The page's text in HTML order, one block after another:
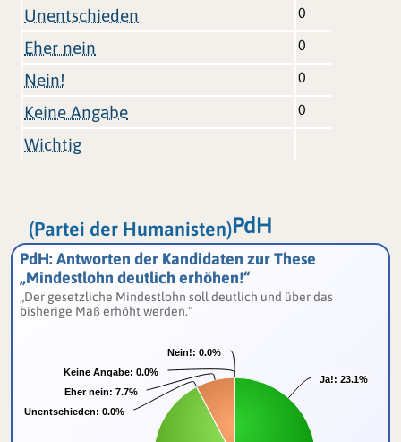
Unentschieden 0
Eher nein 0
Nein! 0
Keine Angabe 0
Wichtig
PdH
(Partei der Humanisten)
Ja!: 23.1%
Ja!: 23.1%
Unentschieden: 0.0%
Unentschieden: 0.0%
Eher nein: 7.7%
Eher nein: 7.7%
Nein!: 0.0%
Nein!: 0.0%
Keine Angabe: 0.0%
Keine Angabe: 0.0%
PdH: Antworten der Kandidaten zur These
„Mindestlohn deutlich erhöhen!“
„Der gesetzliche Mindestlohn soll deutlich und über das
bisherige Maß erhöht werden.“